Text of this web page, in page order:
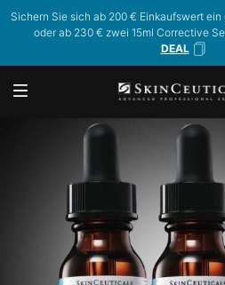
Sichern Sie sich ab 200 € Einkaufswert ein
oder ab 230 € zwei 15ml Corrective
DEAL